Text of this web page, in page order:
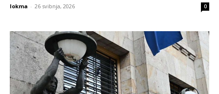
lokma - 26 svibnja, 2026 0